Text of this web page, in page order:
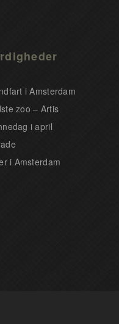
i Amsterdam
zoo – Artis
i april
i Amsterdam